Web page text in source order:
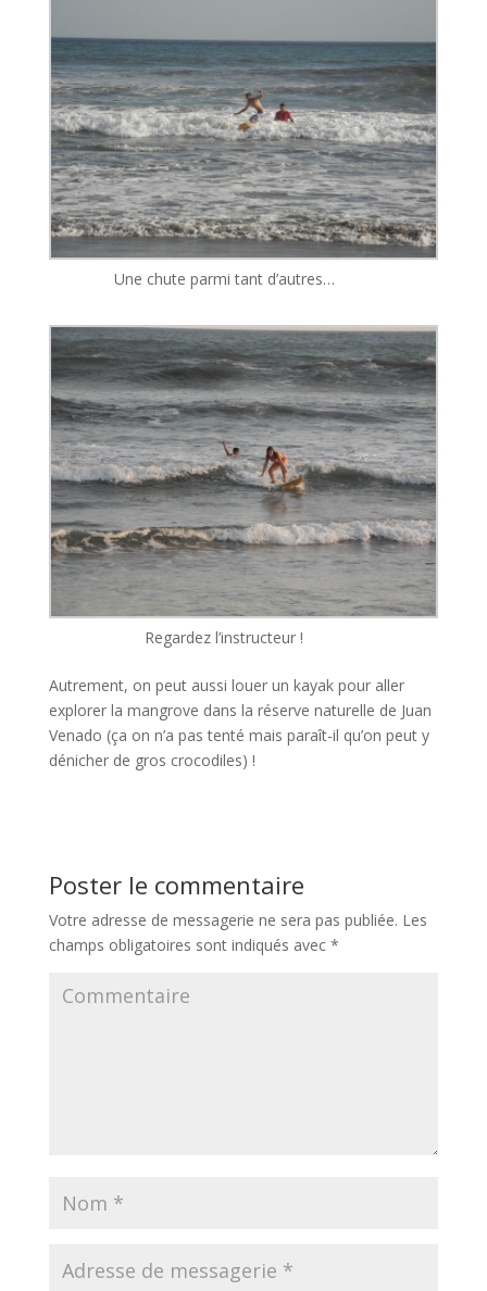
Une chute parmi tant d’autres…
Regardez l’instructeur !
Autrement, on peut aussi louer un kayak pour aller
explorer la mangrove dans la réserve naturelle de Juan
Venado (ça on n’a pas tenté mais paraît-il qu’on peut y
dénicher de gros crocodiles) !
Poster le commentaire
Votre adresse de messagerie ne sera pas publiée. Les
champs obligatoires sont indiqués avec *